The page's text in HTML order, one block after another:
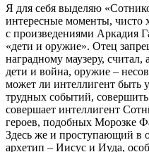
Я для себя выделяю
интересные моменты, чисто
с произведениями Аркадия
«дети и оружие». Отец
наградному маузеру, считал,
дети и война, оружие –
может ли интеллигент быть
трудных событий,
совершает интеллигент
героев, подобных Морозке
Здесь же и проступающий в
архетип – Иисус и Иуда,